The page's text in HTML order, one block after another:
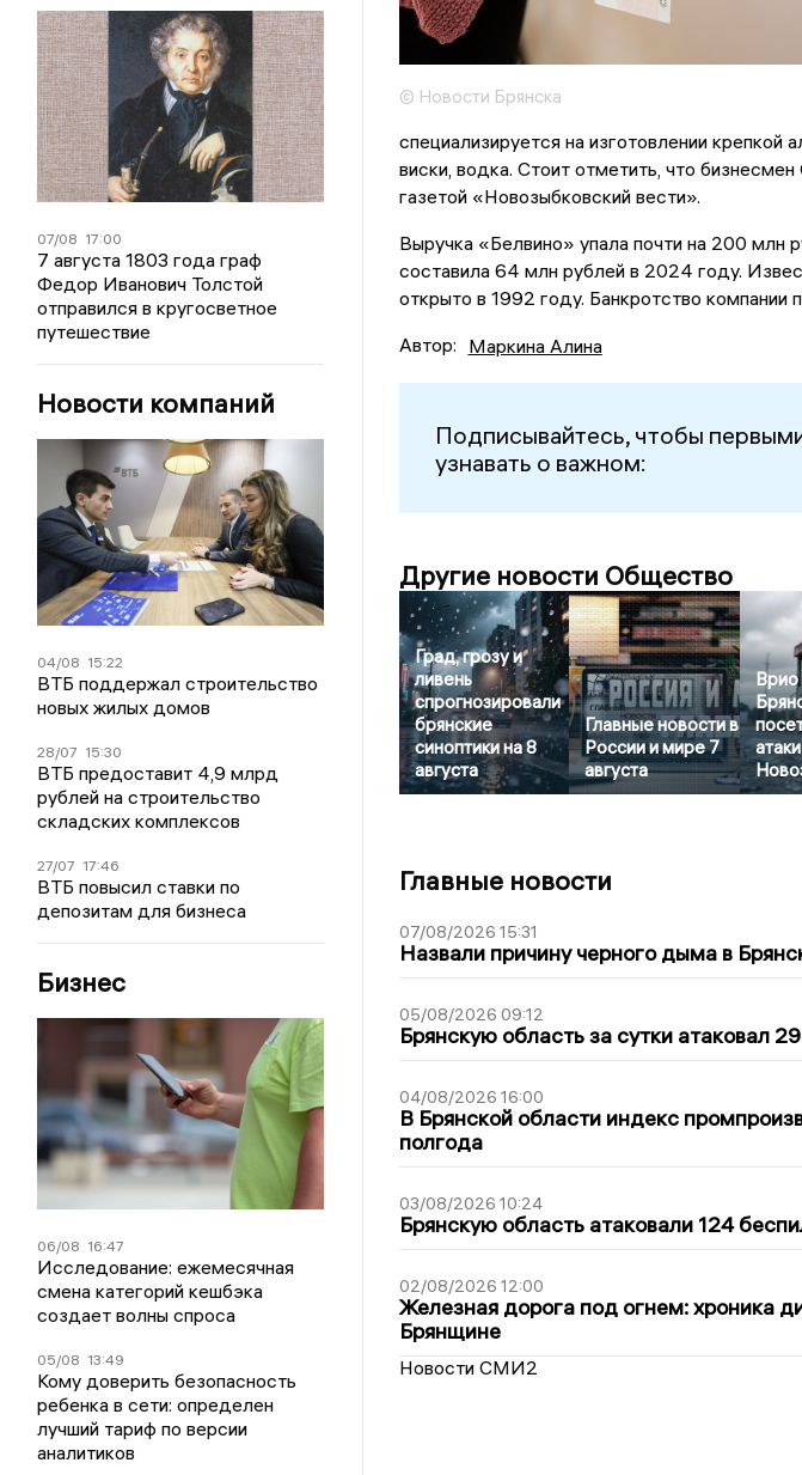
07/08 17:00
7 августа 1803 года граф
Федор Иванович Толстой
отправился в кругосветное
путешествие
Новости компаний
04/08 15:22
ВТБ поддержал строительство
новых жилых домов
28/07 15:30
ВТБ предоставит 4,9 млрд
рублей на строительство
складских комплексов
27/07 17:46
ВТБ повысил ставки по
депозитам для бизнеса
Бизнес
06/08 16:47
Исследование: ежемесячная
смена категорий кешбэка
создает волны спроса
05/08 13:49
Кому доверить безопасность
ребенка в сети: определен
лучший тариф по версии
аналитиков
© Новости Брянска
специализируется на изготовлении крепкой
виски, водка. Стоит отметить, что
газетой «Новозыбковский вести».
Выручка «Белвино» упала почти на 200 млн
составила 64 млн рублей в 2024 году.
открыто в 1992 году. Банкротство компании
Автор: Маркина Алина
Подписывайтесь, чтобы
узнавать о важном:
Другие новости Общество
Град, грозу и
ливень
спрогнозировали
брянские
синоптики на 8
августа
Главные новости в
России и мире 7
августа
Врио
Главные новости
07/08/2026 15:31
Назвали причину черного дыма в
05/08/2026 09:12
Брянскую область за сутки атаковал
04/08/2026 16:00
В Брянской области индекс
полгода
03/08/2026 10:24
Брянскую область атаковали 124
02/08/2026 12:00
Железная дорога под огнем: хроника
Брянщине
Новости СМИ2